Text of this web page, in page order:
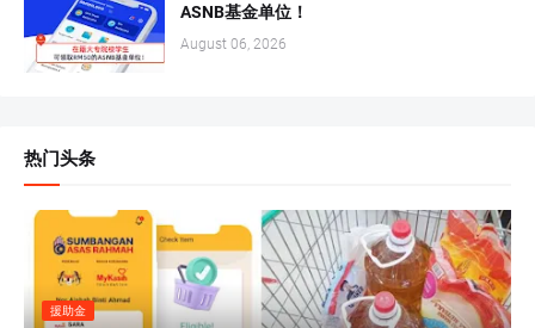
ASNB基金单位！
August 06, 2026
热门头条
援助金